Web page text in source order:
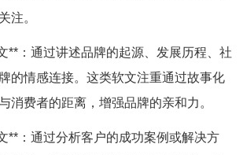
注。
**：通过讲述品牌的起源、发展历程、社
的情感连接。这类软文注重通过故事化
消费者的距离，增强品牌的亲和力。
**：通过分析客户的成功案例或解决方